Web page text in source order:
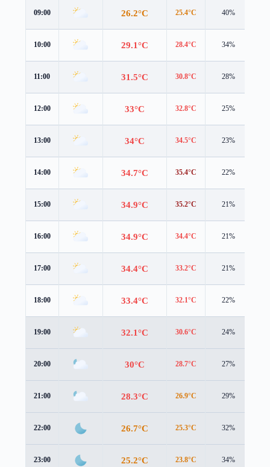
09:00 26.2°C 25.4°C 40%
10:00 29.1°C 28.4°C 34%
11:00 31.5°C 30.8°C 28%
12:00 33°C 32.8°C 25%
13:00 34°C 34.5°C 23%
14:00 34.7°C 35.4°C 22%
15:00 34.9°C 35.2°C 21%
16:00 34.9°C 34.4°C 21%
17:00 34.4°C 33.2°C 21%
18:00 33.4°C 32.1°C 22%
19:00 32.1°C 30.6°C 24%
20:00 30°C 28.7°C 27%
21:00 28.3°C 26.9°C 29%
22:00 26.7°C 25.3°C 32%
23:00 25.2°C 23.8°C 34%